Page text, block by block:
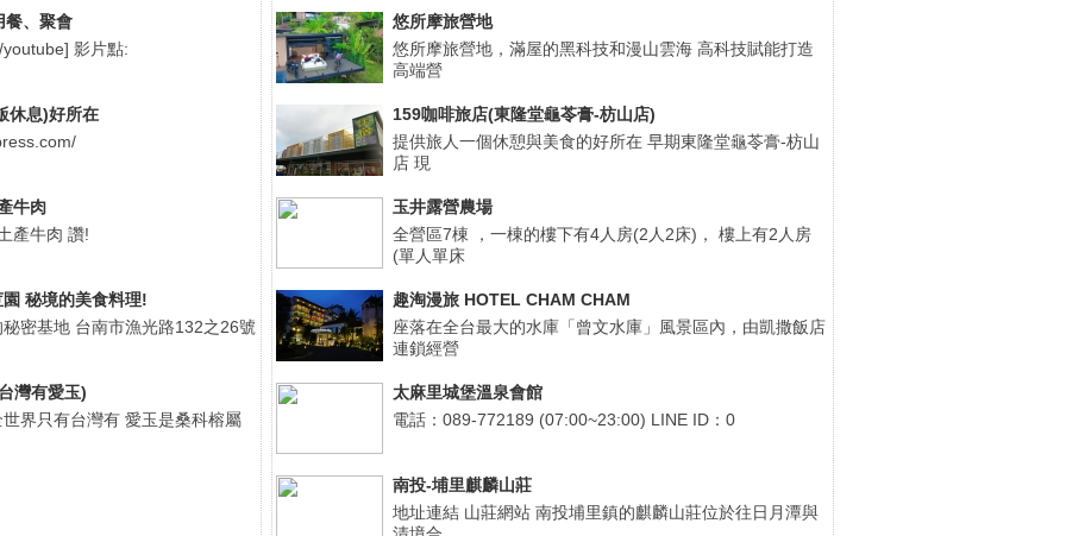
餐、聚會
影片點:
休息)好所在
牛肉
產牛肉 讚!
秘境的美食料理!
密基地 台南市漁光路132之26號
灣有愛玉)
界只有台灣有 愛玉是桑科榕屬
悠所摩旅營地
悠所摩旅營地，滿屋的黑科技和漫山雲海 高科技賦能打造
高端營
159咖啡旅店(東隆堂龜苓膏-枋山店)
提供旅人一個休憩與美食的好所在 早期東隆堂龜苓膏-枋山
店 現
玉井露營農場
全營區7棟 ，一棟的樓下有4人房(2人2床)， 樓上有2人房
(單人單床
趣淘漫旅 HOTEL CHAM CHAM
座落在全台最大的水庫「曾文水庫」風景區內，由凱撒飯店
連鎖經營
太麻里城堡溫泉會館
電話：089-772189 (07:00~23:00) LINE ID：0
南投-埔里麒麟山莊
地址連結 山莊網站 南投埔里鎮的麒麟山莊位於往日月潭與